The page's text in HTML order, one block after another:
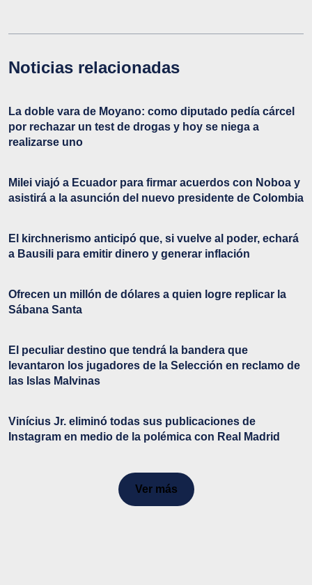
Noticias relacionadas
La doble vara de Moyano: como diputado pedía cárcel
por rechazar un test de drogas y hoy se niega a
realizarse uno
Milei viajó a Ecuador para firmar acuerdos con Noboa y
asistirá a la asunción del nuevo presidente de Colombia
El kirchnerismo anticipó que, si vuelve al poder, echará
a Bausili para emitir dinero y generar inflación
Ofrecen un millón de dólares a quien logre replicar la
Sábana Santa
El peculiar destino que tendrá la bandera que
levantaron los jugadores de la Selección en reclamo de
las Islas Malvinas
Vinícius Jr. eliminó todas sus publicaciones de
Instagram en medio de la polémica con Real Madrid
Ver más